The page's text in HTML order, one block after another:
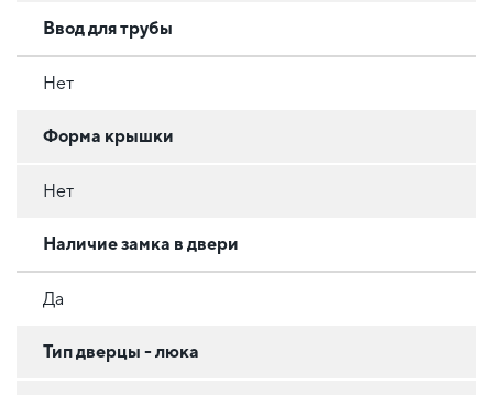
Ввод для трубы
Нет
Форма крышки
Нет
Наличие замка в двери
Да
Тип дверцы - люка